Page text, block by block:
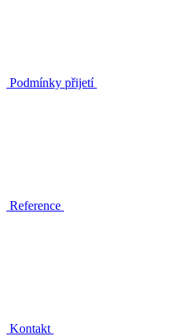
Podmínky přijetí
Reference
Kontakt